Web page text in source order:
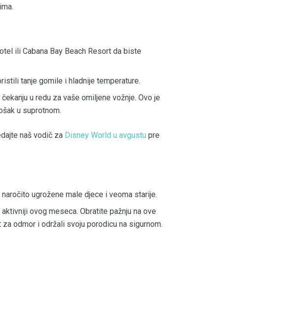
ili Cabana Bay Beach Resort da biste
tanje gomile i hladnije temperature.
u redu za vaše omiljene vožnje. Ovo je
u suprotnom.
naš vodič za Disney World u avgustu pre
naročito ugrožene male djece i veoma starije.
ovog meseca. Obratite pažnju na ove
odmor i održali svoju porodicu na sigurnom.